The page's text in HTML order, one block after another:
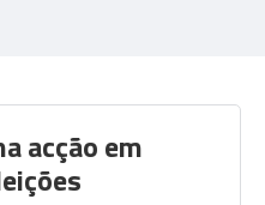
acção em